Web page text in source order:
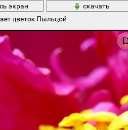
экран
скачать
цветок Пыльцой